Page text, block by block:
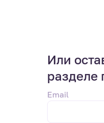
Или
разделе
Email